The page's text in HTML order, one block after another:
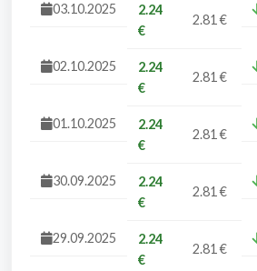
03.10.2025
2.24
€
2.81 €
02.10.2025
2.24
€
2.81 €
01.10.2025
2.24
€
2.81 €
30.09.2025
2.24
€
2.81 €
29.09.2025
2.24
€
2.81 €